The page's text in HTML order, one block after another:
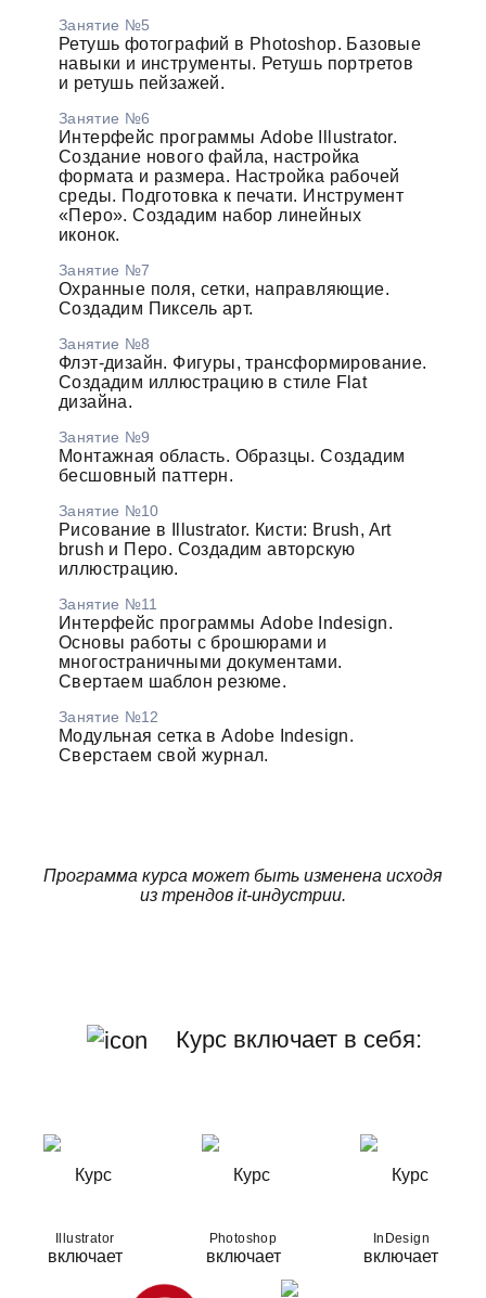
Занятие №5
Ретушь фотографий в Photoshop. Базовые
навыки и инструменты. Ретушь портретов
и ретушь пейзажей.
Занятие №6
Интерфейс программы Adobe Illustrator.
Создание нового файла, настройка
формата и размера. Настройка рабочей
среды. Подготовка к печати. Инструмент
«Перо». Создадим набор линейных
иконок.
Занятие №7
Охранные поля, сетки, направляющие.
Создадим Пиксель арт.
Занятие №8
Флэт-дизайн. Фигуры, трансформирование.
Создадим иллюстрацию в стиле Flat
дизайна.
Занятие №9
Монтажная область. Образцы. Создадим
бесшовный паттерн.
Занятие №10
Рисование в Illustrator. Кисти: Brush, Art
brush и Перо. Создадим авторскую
иллюстрацию.
Занятие №11
Интерфейс программы Adobe Indesign.
Основы работы с брошюрами и
многостраничными документами.
Свертаем шаблон резюме.
Занятие №12
Модульная сетка в Adobe Indesign.
Сверстаем свой журнал.
Программа курса может быть изменена исходя
из трендов it-индустрии.
Курс включает в себя:
Illustrator Photoshop InDesign